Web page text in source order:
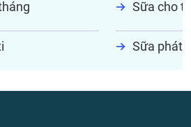
Sữa cho
Sữa phát